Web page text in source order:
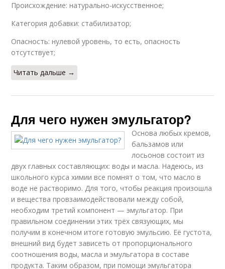
Происхождение: натурально-искусственное;
Категория добавки: стабилизатор;
Опасность: нулевой уровень, то есть, опасность
отсутствует;
Читать дальше →
Для чего нужен эмульгатор?
Основа любых кремов,
бальзамов или
лосьонов состоит из
двух главных составляющих: воды и масла. Надеюсь, из
школьного курса химии все помнят о том, что масло в
воде не растворимо. Для того, чтобы реакция произошла
и вещества провзаимодействовали между собой,
необходим третий компонент — эмульгатор. При
правильном соединении этих трёх связующих, мы
получим в конечном итоге готовую эмульсию. Её густота,
внешний вид будет зависеть от пропорционального
соотношения воды, масла и эмульгатора в составе
продукта. Таким образом, при помощи эмульгатора